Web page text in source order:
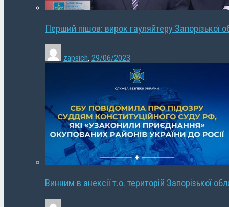
Перший пішов: вирок гауляйтеру Запорізької
zapsich, 29/06/2023
Винним в анексії т.о. територій Запорізької